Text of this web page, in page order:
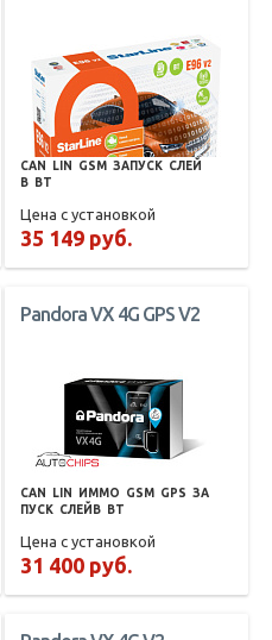
CAN LIN GSM ЗАПУСК СЛЕЙ
В
BT
Цена с установкой
35 149 руб.
Pandora VX 4G GPS V2
CAN LIN ИММО GSM GPS ЗА
ПУСК СЛЕЙВ BT
Цена с установкой
31 400 руб.